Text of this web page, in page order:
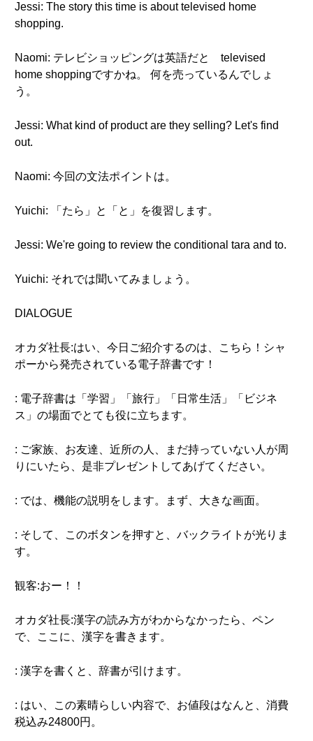
Jessi: The story this time is about televised home
shopping.
Naomi: テレビショッピングは英語だと televised
home shoppingですかね。 何を売っているんでしょ
う。
Jessi: What kind of product are they selling? Let's find
out.
Naomi: 今回の文法ポイントは。
Yuichi: 「たら」と「と」を復習します。
Jessi: We're going to review the conditional tara and to.
Yuichi: それでは聞いてみましょう。
DIALOGUE
オカダ社長:はい、今日ご紹介するのは、こちら！シャ
ポーから発売されている電子辞書です！
: 電子辞書は「学習」「旅行」「日常生活」「ビジネ
ス」の場面でとても役に立ちます。
: ご家族、お友達、近所の人、まだ持っていない人が周
りにいたら、是非プレゼントしてあげてください。
: では、機能の説明をします。まず、大きな画面。
: そして、このボタンを押すと、バックライトが光りま
す。
観客:おー！！
オカダ社長:漢字の読み方がわからなかったら、ペン
で、ここに、漢字を書きます。
: 漢字を書くと、辞書が引けます。
: はい、この素晴らしい内容で、お値段はなんと、消費
税込み24800円。